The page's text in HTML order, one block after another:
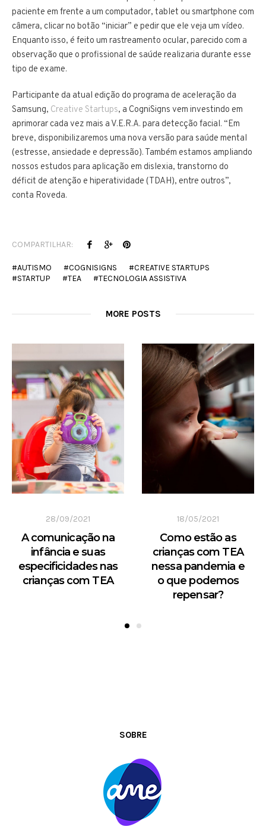
paciente em frente a um computador, tablet ou smartphone com
câmera, clicar no botão “iniciar” e pedir que ele veja um vídeo.
Enquanto isso, é feito um rastreamento ocular, parecido com a
observação que o profissional de saúde realizaria durante esse
tipo de exame.
Participante da atual edição do programa de aceleração da
Samsung, Creative Startups, a CogniSigns vem investindo em
aprimorar cada vez mais a V.E.R.A. para detecção facial. “Em
breve, disponibilizaremos uma nova versão para saúde mental
(estresse, ansiedade e depressão). Também estamos ampliando
nossos estudos para aplicação em dislexia, transtorno do
déficit de atenção e hiperatividade (TDAH), entre outros”,
conta Roveda.
COMPARTILHAR:
AUTISMO COGNISIGNS
CREATIVE STARTUPS
STARTUP
TEA TECNOLOGIA ASSISTIVA
MORE POSTS
28/09/2021
A comunicação na
infância e suas
especificidades nas
crianças com TEA
18/05/2021
Como estão as
crianças com TEA
nessa pandemia e
o que podemos
repensar?
SOBRE